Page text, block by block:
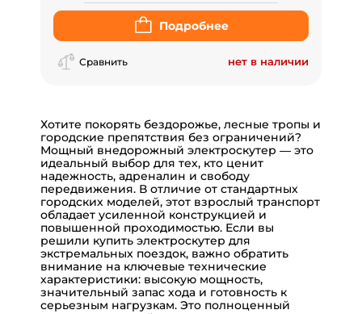
Подробнее
Сравнить нет в наличии
Хотите покорять бездорожье, лесные тропы и
городские препятствия без ограничений?
Мощный внедорожный электроскутер — это
идеальный выбор для тех, кто ценит
надежность, адреналин и свободу
передвижения. В отличие от стандартных
городских моделей, этот взрослый транспорт
обладает усиленной конструкцией и
повышенной проходимостью. Если вы
решили купить электроскутер для
экстремальных поездок, важно обратить
внимание на ключевые технические
характеристики: высокую мощность,
значительный запас хода и готовность к
серьезным нагрузкам. Это полноценный